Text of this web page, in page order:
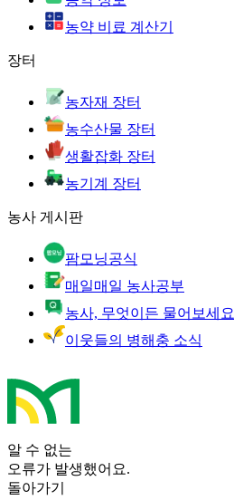
농약 비료 계산기
장터
농자재 장터
농수산물 장터
생활잡화 장터
농기계 장터
농사 게시판
팜모닝공식
매일매일 농사공부
농사, 무엇이든 물어보세요
이웃들의 병해충 소식
알 수 없는
오류가 발생했어요.
돌아가기